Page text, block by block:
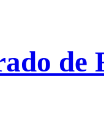
de